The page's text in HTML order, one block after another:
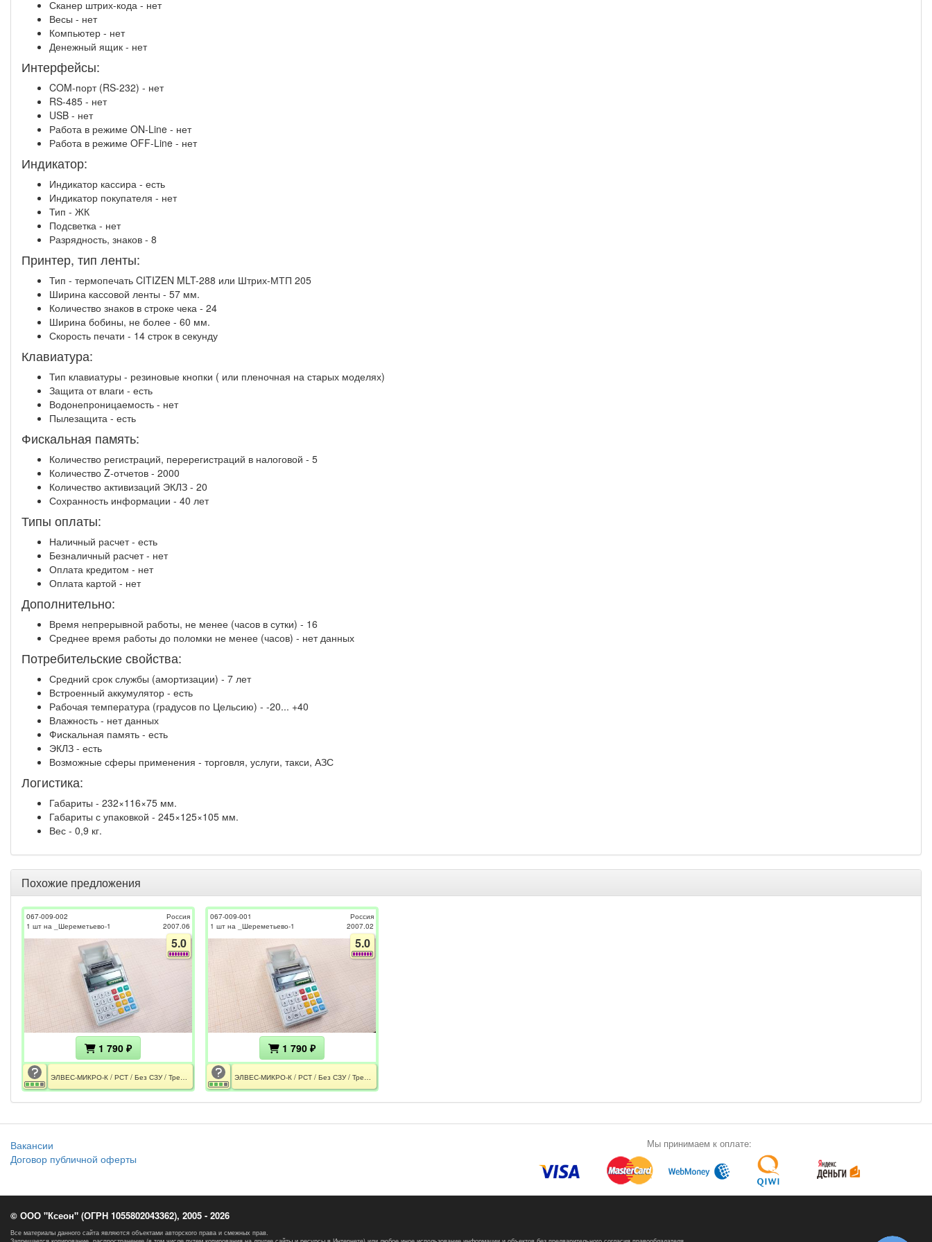
Сканер штрих-кода - нет
Весы - нет
Компьютер - нет
Денежный ящик - нет
Интерфейсы:
COM-порт (RS-232) - нет
RS-485 - нет
USB - нет
Работа в режиме ON-Line - нет
Работа в режиме OFF-Line - нет
Индикатор:
Индикатор кассира - есть
Индикатор покупателя - нет
Тип - ЖК
Подсветка - нет
Разрядность, знаков - 8
Принтер, тип ленты:
Тип - термопечать CITIZEN MLT-288 или Штрих-МТП 205
Ширина кассовой ленты - 57 мм.
Количество знаков в строке чека - 24
Ширина бобины, не более - 60 мм.
Скорость печати - 14 строк в секунду
Клавиатура:
Тип клавиатуры - резиновые кнопки ( или пленочная на старых моделях)
Защита от влаги - есть
Водонепроницаемость - нет
Пылезащита - есть
Фискальная память:
Количество регистраций, перерегистраций в налоговой - 5
Количество Z-отчетов - 2000
Количество активизаций ЭКЛЗ - 20
Сохранность информации - 40 лет
Типы оплаты:
Наличный расчет - есть
Безналичный расчет - нет
Оплата кредитом - нет
Оплата картой - нет
Дополнительно:
Время непрерывной работы, не менее (часов в сутки) - 16
Среднее время работы до поломки не менее (часов) - нет данных
Потребительские свойства:
Средний срок службы (амортизации) - 7 лет
Встроенный аккумулятор - есть
Рабочая температура (градусов по Цельсию) - -20... +40
Влажность - нет данных
Фискальная память - есть
ЭКЛЗ - есть
Возможные сферы применения - торговля, услуги, такси, АЗС
Логистика:
Габариты - 232×116×75 мм.
Габариты с упаковкой - 245×125×105 мм.
Вес - 0,9 кг.
Похожие предложения
067-009-002
1 шт на _Шереметьево-1
Россия
2007.06
5.0
1 790 ₽
067-009-001
1 шт на _Шереметьево-1
Россия
2007.02
5.0
1 790 ₽
Вакансии
Договор публичной оферты
Мы принимаем к оплате:
© ООО "Ксеон" (ОГРН 1055802043362), 2005 - 2026
Все материалы данного сайта являются объектами авторского права и смежных прав.